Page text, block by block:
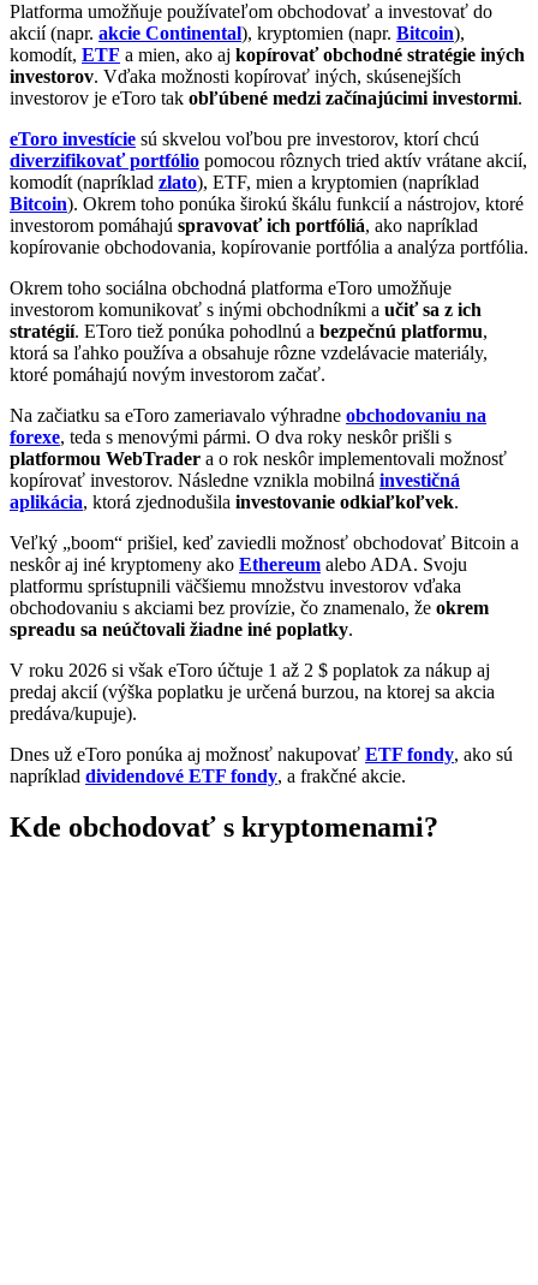
Platforma umožňuje používateľom obchodovať a investovať do
akcií (napr. akcie Continental), kryptomien (napr. Bitcoin),
komodít, ETF a mien, ako aj kopírovať obchodné stratégie iných
investorov. Vďaka možnosti kopírovať iných, skúsenejších
investorov je eToro tak obľúbené medzi začínajúcimi investormi.
eToro investície sú skvelou voľbou pre investorov, ktorí chcú
diverzifikovať portfólio pomocou rôznych tried aktív vrátane akcií,
komodít (napríklad zlato), ETF, mien a kryptomien (napríklad
Bitcoin). Okrem toho ponúka širokú škálu funkcií a nástrojov, ktoré
investorom pomáhajú spravovať ich portfóliá, ako napríklad
kopírovanie obchodovania, kopírovanie portfólia a analýza portfólia.
Okrem toho sociálna obchodná platforma eToro umožňuje
investorom komunikovať s inými obchodníkmi a učiť sa z ich
stratégií. EToro tiež ponúka pohodlnú a bezpečnú platformu,
ktorá sa ľahko používa a obsahuje rôzne vzdelávacie materiály,
ktoré pomáhajú novým investorom začať.
Na začiatku sa eToro zameriavalo výhradne obchodovaniu na
forexe, teda s menovými pármi. O dva roky neskôr prišli s
platformou WebTrader a o rok neskôr implementovali možnosť
kopírovať investorov. Následne vznikla mobilná investičná
aplikácia, ktorá zjednodušila investovanie odkiaľkoľvek.
Veľký „boom“ prišiel, keď zaviedli možnosť obchodovať Bitcoin a
neskôr aj iné kryptomeny ako Ethereum alebo ADA. Svoju
platformu sprístupnili väčšiemu množstvu investorov vďaka
obchodovaniu s akciami bez provízie, čo znamenalo, že okrem
spreadu sa neúčtovali žiadne iné poplatky.
V roku 2026 si však eToro účtuje 1 až 2 $ poplatok za nákup aj
predaj akcií (výška poplatku je určená burzou, na ktorej sa akcia
predáva/kupuje).
Dnes už eToro ponúka aj možnosť nakupovať ETF fondy, ako sú
napríklad dividendové ETF fondy, a frakčné akcie.
Kde obchodovať s kryptomenami?